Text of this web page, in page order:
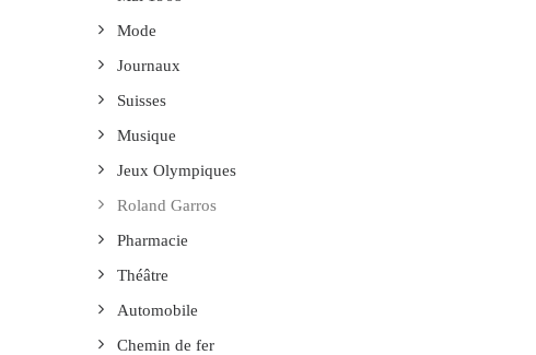
Mode
Journaux
Suisses
Musique
Jeux Olympiques
Roland Garros
Pharmacie
Théâtre
Automobile
Chemin de fer